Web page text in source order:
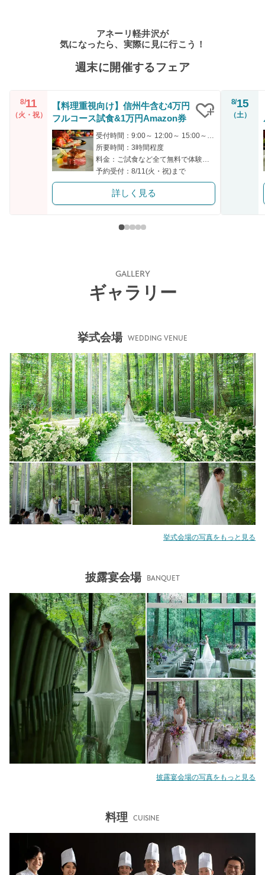
アネーリ軽井沢が
気になったら、実際に見に行こう！
週末に開催するフェア
8/11
（火・祝）
【料理重視向け】信州牛含む4万円
フルコース試食&1万円Amazon券
受付時間：9:00～ 12:00～ 15:00～ 17:00～ 18:00～
所要時間：3時間程度
料金：ご試食など全て無料で体験可能です。
予約受付：8/11(火・祝)まで
詳しく見る
8/15
（土）
GALLERY
ギャラリー
挙式会場 WEDDING VENUE
挙式会場の写真をもっと見る
披露宴会場 BANQUET
披露宴会場の写真をもっと見る
料理 CUISINE